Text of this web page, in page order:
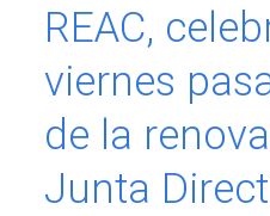
REAC,
viernes
de la
Junta